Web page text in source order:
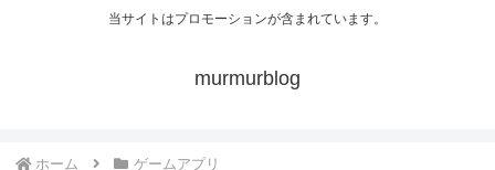
当サイトはプロモーションが含まれています。
murmurblog
ホーム ゲームアプリ